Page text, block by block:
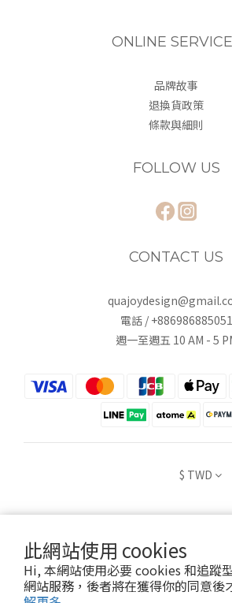
此網站使用 cookies
Hi, 本網站使用必要 cookies 和追蹤
網站服務，後者將在獲得你的同意後
ONLINE
品牌故事
退換貨政策
條款與細則
FOLLOW US
CONTACT US
電話 / +886986885051
週一至週五 10 AM - 5
$ TWD
Copyright © 2020 HUEI YING
卉盈國際貿易有限公司 統編：